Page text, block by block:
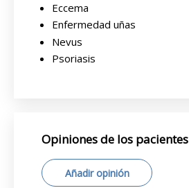
Eccema
Enfermedad uñas
Nevus
Psoriasis
Opiniones de los pacientes
Añadir opinión